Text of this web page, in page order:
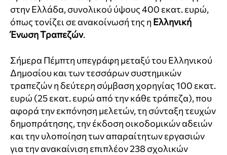
στην Ελλάδα, συνολικού ύψους 400 εκατ. ευρώ,
όπως τονίζει σε ανακοίνωσή της η Ελληνική
Ένωση Τραπεζών.
Σήμερα Πέμπτη υπεγράφη μεταξύ του Ελληνικού
Δημοσίου και των τεσσάρων συστημικών
τραπεζών η δεύτερη σύμβαση χορηγίας 100 εκατ.
ευρώ (25 εκατ. ευρώ από την κάθε τράπεζα), που
αφορά την εκπόνηση μελετών, τη σύνταξη τευχών
δημοπράτησης, την έκδοση οικοδομικών αδειών
και την υλοποίηση των απαραίτητων εργασιών
για την ανακαίνιση επιπλέον 238 σχολικών